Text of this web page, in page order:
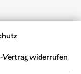
Vertrag widerrufen